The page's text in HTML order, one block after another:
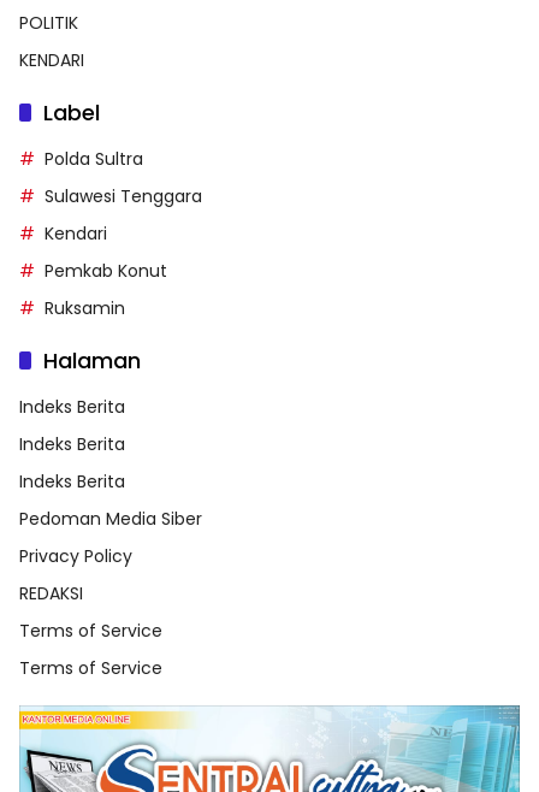
POLITIK
KENDARI
Label
Polda Sultra
Sulawesi Tenggara
Kendari
Pemkab Konut
Ruksamin
Halaman
Indeks Berita
Indeks Berita
Indeks Berita
Pedoman Media Siber
Privacy Policy
REDAKSI
Terms of Service
Terms of Service